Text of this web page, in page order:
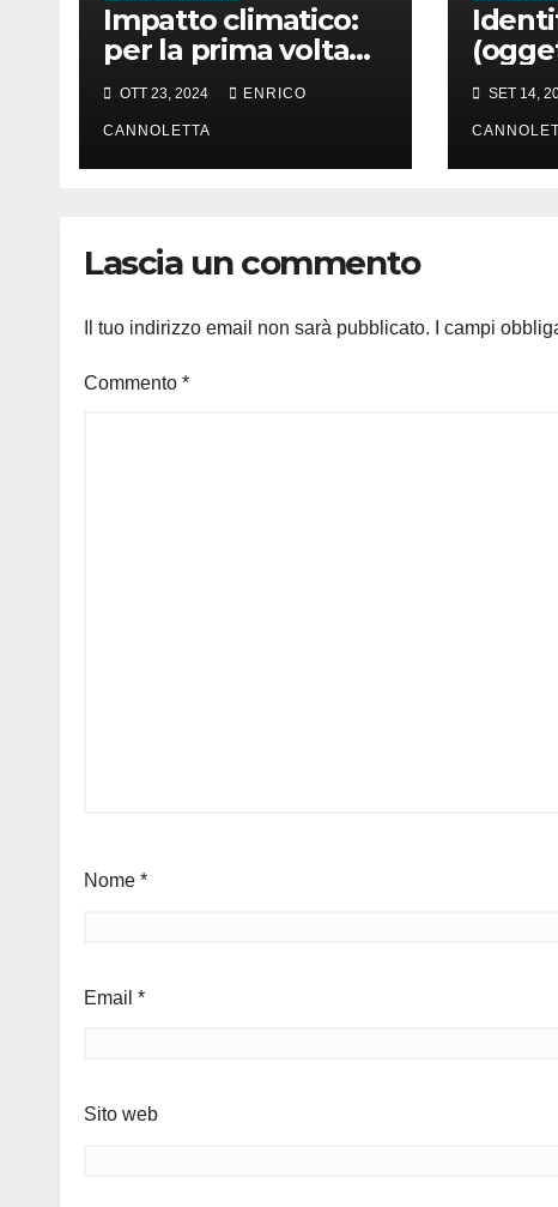
Impatto climatico:
per la prima volta
l’orologio standard
potrebbe essere
ritardato di 1″
OTT 23, 2024 ENRICO
CANNOLETTA
non
SET 14,
Lascia un commento
Il tuo indirizzo email non sarà pubblicato. I campi
Commento *
Nome *
Email *
Sito web